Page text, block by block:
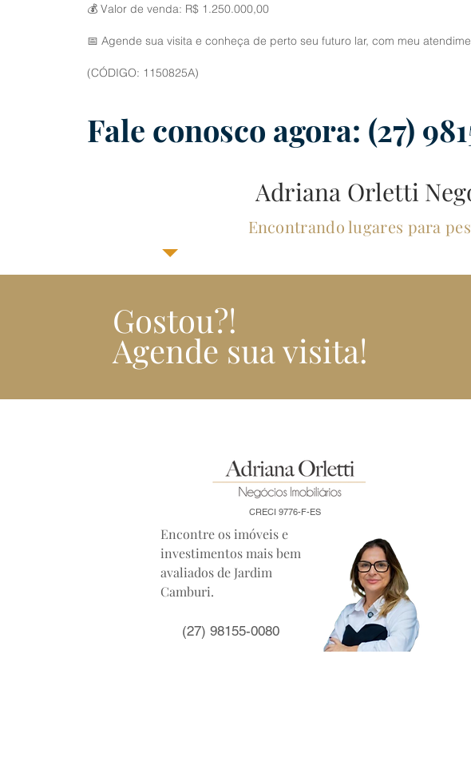
💰 Valor de venda: R$ 1.250.000,00
📅 Agende sua visita e conheça de perto seu futuro lar, com meu
(CÓDIGO: 1150825A)
Fale conosco agora: (27)
Adriana Orletti
Encontrando lugares para
Gostou?!
Agende sua visita!
CRECI 9776-F-ES
Encontre os imóveis e
investimentos mais bem
avaliados de Jardim
Camburi.
(27) 98155-0080